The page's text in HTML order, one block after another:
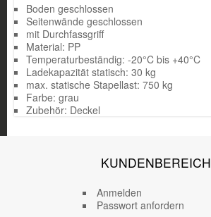
Boden geschlossen
Seitenwände geschlossen
mit Durchfassgriff
Material: PP
Temperaturbeständig: -20°C bis +40°C
Ladekapazität statisch: 30 kg
max. statische Stapellast: 750 kg
Farbe: grau
Zubehör: Deckel
KUNDENBEREICH
Anmelden
Passwort anfordern